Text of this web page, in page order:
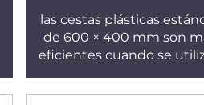
las cestas plásticas
de 600 × 400 mm son
eficientes cuando se